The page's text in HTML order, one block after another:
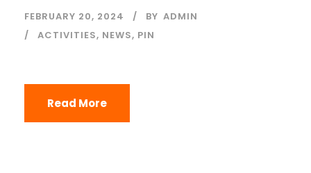
FEBRUARY 20, 2024 BY ADMIN
ACTIVITIES, NEWS, PIN
Read More